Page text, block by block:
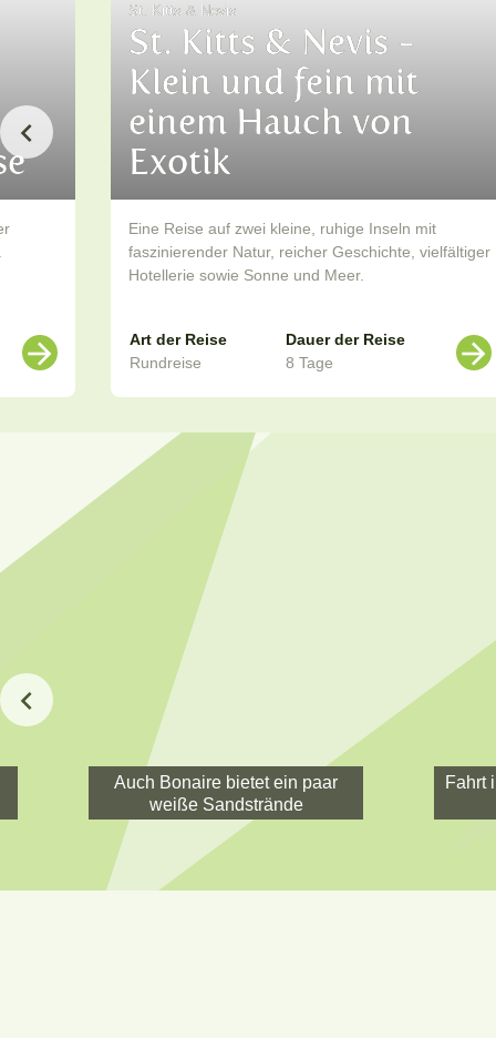
St. Kitts & Nevis
St. Kitts & Nevis -
Klein und fein mit
einem Hauch von
Exotik
Eine Reise auf zwei kleine, ruhige Inseln mit
faszinierender Natur, reicher Geschichte, vielfältiger
Hotellerie sowie Sonne und Meer.
Art der Reise
Rundreise
Dauer der Reise
8 Tage
Auch Bonaire bietet ein paar
weiße Sandstrände
Fahrt